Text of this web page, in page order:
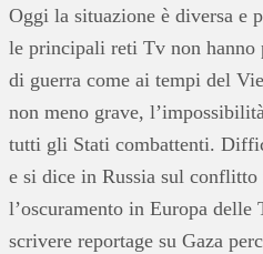
Oggi la situazione è diversa e
le principali reti Tv non hanno
di guerra come ai tempi del
non meno grave,
tutti gli Stati combattenti.
e si dice in Russia sul
l’oscuramento in Europa delle
scrivere reportage su Gaza